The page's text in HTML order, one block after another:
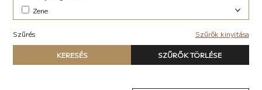
Zene
Szűrés
Szűrők kinyitása
Típus
Nyomtatott könyv
KERESÉS SZŰRŐK TÖRLÉSE